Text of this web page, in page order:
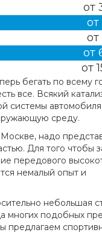
от
от
от
от
от
бегать по всему
все. Всякий
системы
среду.
надо
Для того чтобы
передового
немалый опыт и
небольшая
многих подобных
предлагаем